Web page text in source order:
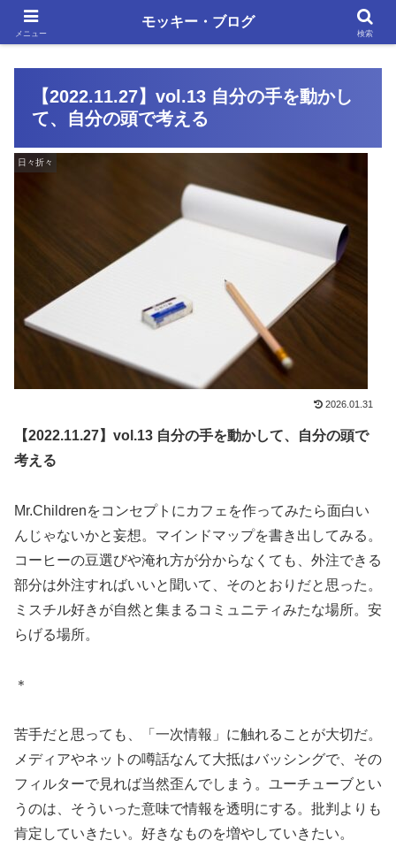
単調な日々にも、いろいろあります
【2022.11.27】vol.13 自分の手を動かし
て、自分の頭で考える
日々折々
2026.01.31
【2022.11.27】vol.13 自分の手を動かして、自分の頭で
考える
Mr.Childrenをコンセプトにカフェを作ってみたら面白い
んじゃないかと妄想。マインドマップを書き出してみる。
コーヒーの豆選びや淹れ方が分からなくても、外注できる
部分は外注すればいいと聞いて、そのとおりだと思った。
ミスチル好きが自然と集まるコミュニティみたな場所。安
らげる場所。
＊
苦手だと思っても、「一次情報」に触れることが大切だ。
メディアやネットの噂話なんて大抵はバッシングで、その
フィルターで見れば当然歪んでしまう。ユーチューブとい
うのは、そういった意味で情報を透明にする。批判よりも
肯定していきたい。好きなものを増やしていきたい。
メニュー
モッキー・ブログ
検索